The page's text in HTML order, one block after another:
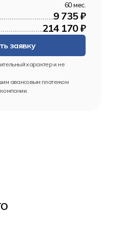
60 мес.
9 735 ₽
214 170 ₽
заявку
характер и не
авансовым платежом